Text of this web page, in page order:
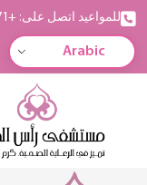
للمواعيد اتصل على: +971-7-207-4444
Arabic